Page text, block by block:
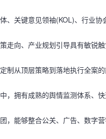
、关键意见领袖(KOL)、行业
走向、产业规划引导具有敏锐
制从顶层策略到落地执行全案
，拥有成熟的舆情监测体系、
，能够整合公关、广告、数字